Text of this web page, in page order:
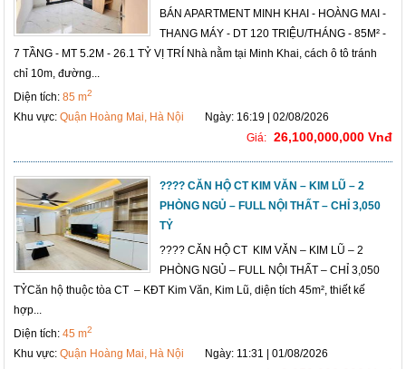
BÁN APARTMENT MINH KHAI - HOÀNG MAI -
THANG MÁY - DT 120 TRIỆU/THÁNG - 85M² -
7 TẦNG - MT 5.2M - 26.1 TỶ VỊ TRÍ Nhà nằm tại Minh Khai, cách ô tô tránh
chỉ 10m, đường...
Diện tích:85 m2
Khu vực:Quận Hoàng Mai, Hà Nội
Ngày: 16:19 | 02/08/2026
Giá: 26,100,000,000 Vnđ
???? CĂN HỘ CT KIM VĂN – KIM LŨ – 2
PHÒNG NGỦ – FULL NỘI THẤT – CHỈ 3,050
TỶ
???? CĂN HỘ CT KIM VĂN – KIM LŨ – 2
PHÒNG NGỦ – FULL NỘI THẤT – CHỈ 3,050
TỶCăn hộ thuộc tòa CT – KĐT Kim Văn, Kim Lũ, diện tích 45m², thiết kế
hợp...
Diện tích:45 m2
Khu vực:Quận Hoàng Mai, Hà Nội
Ngày: 11:31 | 01/08/2026